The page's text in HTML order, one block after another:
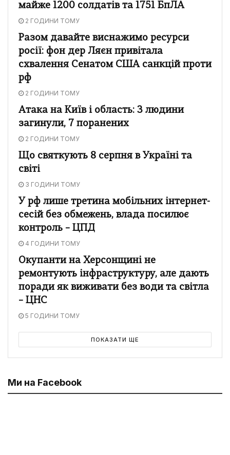
майже 1200 солдатів та 1751 БпЛА
2 ГОДИНИ ТОМУ
Разом давайте виснажимо ресурси
росії: фон дер Ляєн привітала
схвалення Сенатом США санкцій проти
рф
2 ГОДИНИ ТОМУ
Атака на Київ і область: 3 людини
загинули, 7 поранених
2 ГОДИНИ ТОМУ
Що святкують 8 серпня в Україні та
світі
3 ГОДИНИ ТОМУ
У рф лише третина мобільних інтернет-
сесій без обмежень, влада посилює
контроль – ЦПД
4 ГОДИНИ ТОМУ
Окупанти на Херсонщині не
ремонтують інфраструктуру, але дають
поради як виживати без води та світла
– ЦНС
5 ГОДИНИ ТОМУ
ПОКАЗАТИ ЩЕ
Ми на Facebook